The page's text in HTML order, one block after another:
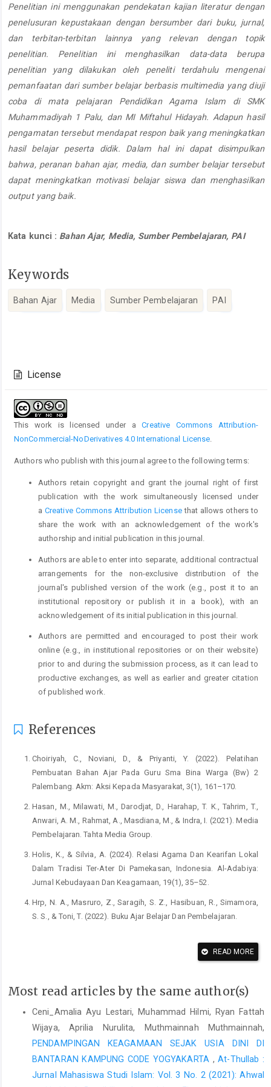
Penelitian ini menggunakan pendekatan kajian literatur dengan
penelusuran kepustakaan dengan bersumber dari buku, jurnal,
dan terbitan-terbitan lainnya yang relevan dengan topik
penelitian. Penelitian ini menghasilkan data-data berupa
penelitian yang dilakukan oleh peneliti terdahulu mengenai
pemanfaatan dari sumber belajar berbasis multimedia yang diuji
coba di mata pelajaran Pendidikan Agama Islam di SMK
Muhammadiyah 1 Palu, dan MI Miftahul Hidayah. Adapun hasil
pengamatan tersebut mendapat respon baik yang meningkatkan
hasil belajar peserta didik. Dalam hal ini dapat disimpulkan
bahwa, peranan bahan ajar, media, dan sumber belajar tersebut
dapat meningkatkan motivasi belajar siswa dan menghasilkan
output yang baik.
Kata kunci : Bahan Ajar, Media, Sumber Pembelajaran, PAI
Keywords
Bahan Ajar Media Sumber Pembelajaran PAI
Details
License
This work is licensed under aCreative Commons Attribution-
NonCommercial-NoDerivatives 4.0 International License.
Authors who publish with this journal agree to the following terms:
Authors retain copyright and grant the journal right of first
publication with the work simultaneously licensed under
a Creative Commons Attribution Licensethat allows others to
share the work with an acknowledgement of the work's
authorship and initial publication in this journal.
Authors are able to enter into separate, additional contractual
arrangements for the non-exclusive distribution of the
journal's published version of the work (e.g., post it to an
institutional repository or publish it in a book), with an
acknowledgement of its initial publication in this journal.
Authors are permitted and encouraged to post their work
online (e.g., in institutional repositories or on their website)
prior to and during the submission process, as it can lead to
productive exchanges, as well as earlier and greater citation
of published work.
References
Choiriyah, C., Noviani, D., & Priyanti, Y. (2022). Pelatihan
Pembuatan Bahan Ajar Pada Guru Sma Bina Warga (Bw) 2
Palembang. Akm: Aksi Kepada Masyarakat, 3(1), 161–170.
Hasan, M., Milawati, M., Darodjat, D., Harahap, T. K., Tahrim, T.,
Anwari, A. M., Rahmat, A., Masdiana, M., & Indra, I. (2021). Media
Pembelajaran. Tahta Media Group.
Holis, K., & Silvia, A. (2024). Relasi Agama Dan Kearifan Lokal
Dalam Tradisi Ter-Ater Di Pamekasan, Indonesia. Al-Adabiya:
Jurnal Kebudayaan Dan Keagamaan, 19(1), 35–52.
Hrp, N. A., Masruro, Z., Saragih, S. Z., Hasibuan, R., Simamora,
S. S., & Toni, T. (2022). Buku Ajar Belajar Dan Pembelajaran.
Bahasa Indonesia Materi Teks Eksposisi Pada Siswa Kelas X
Sman 1 Palabuhan Ratu Dan Sma Pasundan 1 Cimahi. Argopuro:
Marhadi, S. N. L., Agustang, K., Upuolat, H., Alting, N. A., &
Hasan, R. (2023). Analisis Jenis-Jenis Bahan Ajar Dalam Proses
Pembelajaran. Amanah Ilmu: Jurnal Kependidikan Islam, 3(2),
67–74.
Mudrikah, S., Ahyar, D. B., Lisdayanti, S., Parera, M. M. A. E.,
Ndorang, T. A., Wardani, K. D. K. A., Siahaan, M. N., Hanifah, D. P.,
READ MORE
Most read articles by the same author(s)
Ceni_Amalia Ayu Lestari, Muhammad Hilmi, Ryan Fattah
Wijaya, Aprilia Nurulita, Muthmainnah Muthmainnah,
PENDAMPINGAN KEAGAMAAN SEJAK USIA DINI DI
BANTARAN KAMPUNG CODE YOGYAKARTA ,At-Thullab :
Jurnal Mahasiswa Studi Islam: Vol. 3 No. 2 (2021): Ahwal